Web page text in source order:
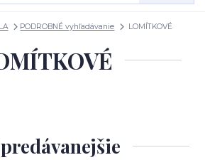
PODROBNÉ vyhľadávanie LOMÍTKOVÉ